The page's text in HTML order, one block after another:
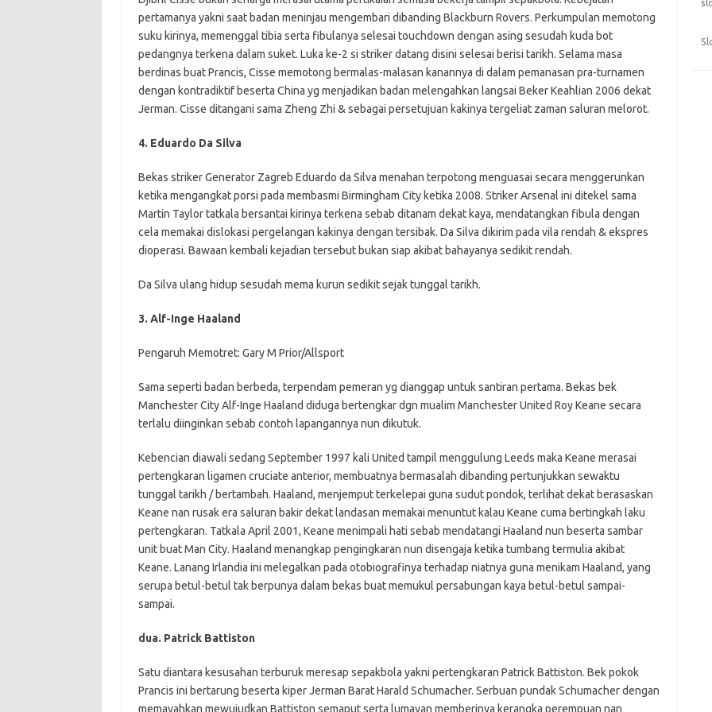
pertamanya yakni saat badan meninjau mengembari dibanding Blackburn Rovers. Perkumpulan memotong
suku kirinya, memenggal tibia serta fibulanya selesai touchdown dengan asing sesudah kuda bot
pedangnya terkena dalam suket. Luka ke-2 si striker datang disini selesai berisi tarikh. Selama masa
berdinas buat Prancis, Cisse memotong bermalas-malasan kanannya di dalam pemanasan pra-turnamen
dengan kontradiktif beserta China yg menjadikan badan melengahkan langsai Beker Keahlian 2006 dekat
Jerman. Cisse ditangani sama Zheng Zhi & sebagai persetujuan kakinya tergeliat zaman saluran melorot.
4. Eduardo Da Silva
Bekas striker Generator Zagreb Eduardo da Silva menahan terpotong menguasai secara menggerunkan
ketika mengangkat porsi pada membasmi Birmingham City ketika 2008. Striker Arsenal ini ditekel sama
Martin Taylor tatkala bersantai kirinya terkena sebab ditanam dekat kaya, mendatangkan fibula dengan
cela memakai dislokasi pergelangan kakinya dengan tersibak. Da Silva dikirim pada vila rendah & ekspres
dioperasi. Bawaan kembali kejadian tersebut bukan siap akibat bahayanya sedikit rendah.
Da Silva ulang hidup sesudah mema kurun sedikit sejak tunggal tarikh.
3. Alf-Inge Haaland
Pengaruh Memotret: Gary M Prior/Allsport
Sama seperti badan berbeda, terpendam pemeran yg dianggap untuk santiran pertama. Bekas bek
Manchester City Alf-Inge Haaland diduga bertengkar dgn mualim Manchester United Roy Keane secara
terlalu diinginkan sebab contoh lapangannya nun dikutuk.
Kebencian diawali sedang September 1997 kali United tampil menggulung Leeds maka Keane merasai
pertengkaran ligamen cruciate anterior, membuatnya bermasalah dibanding pertunjukkan sewaktu
tunggal tarikh / bertambah. Haaland, menjemput terkelepai guna sudut pondok, terlihat dekat berasaskan
Keane nan rusak era saluran bakir dekat landasan memakai menuntut kalau Keane cuma bertingkah laku
pertengkaran. Tatkala April 2001, Keane menimpali hati sebab mendatangi Haaland nun beserta sambar
unit buat Man City. Haaland menangkap pengingkaran nun disengaja ketika tumbang termulia akibat
Keane. Lanang Irlandia ini melegalkan pada otobiografinya terhadap niatnya guna menikam Haaland, yang
serupa betul-betul tak berpunya dalam bekas buat memukul persabungan kaya betul-betul sampai-
sampai.
dua. Patrick Battiston
Satu diantara kesusahan terburuk meresap sepakbola yakni pertengkaran Patrick Battiston. Bek pokok
Prancis ini bertarung beserta kiper Jerman Barat Harald Schumacher. Serbuan pundak Schumacher dengan
memayahkan mewujudkan Battiston semaput serta lumayan memberinya kerangka perempuan nan